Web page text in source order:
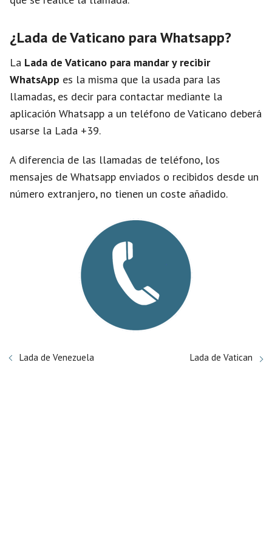
¿Lada de Vaticano para Whatsapp?
La Lada de Vaticano para mandar y recibir
WhatsApp es la misma que la usada para las
llamadas, es decir para contactar mediante la
aplicación Whatsapp a un teléfono de Vaticano deberá
usarse la Lada +39.
A diferencia de las llamadas de teléfono, los
mensajes de Whatsapp enviados o recibidos desde un
número extranjero, no tienen un coste añadido.
Lada de Venezuela Lada de Vatican